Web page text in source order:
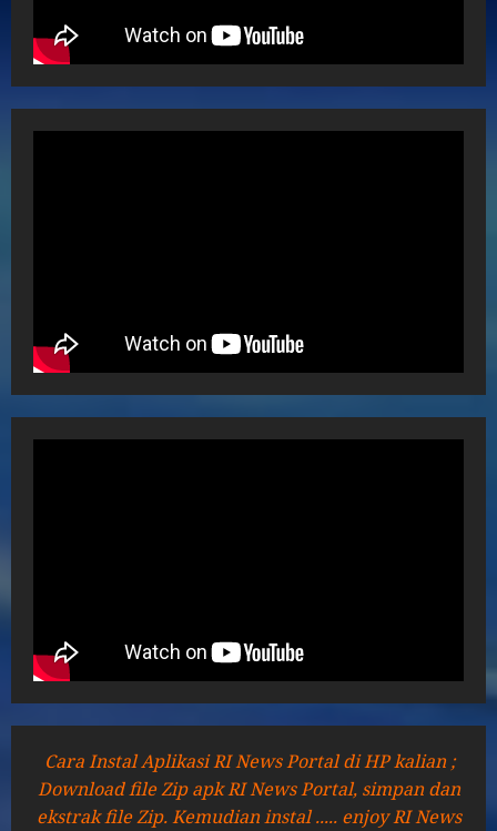
Cara Instal Aplikasi RI News Portal di HP kalian ;
Download file Zip apk RI News Portal, simpan dan
ekstrak file Zip. Kemudian instal ..... enjoy RI News